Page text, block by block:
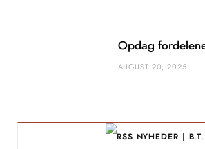
Opdag
AUGUST 20, 2025
NYHEDER | B.T.